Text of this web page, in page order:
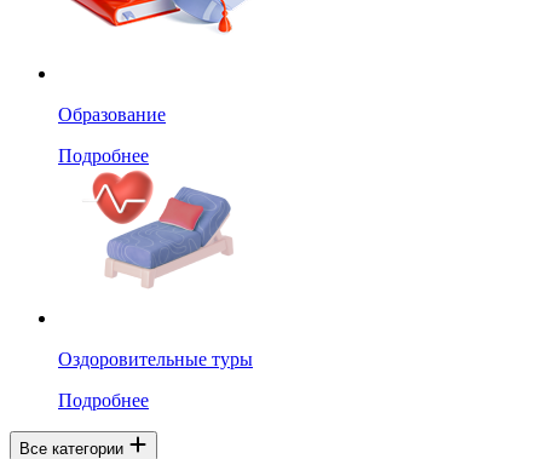
Образование
Подробнее
Оздоровительные туры
Подробнее
Все категории